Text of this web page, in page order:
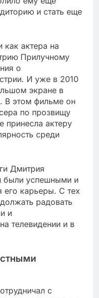
и стать еще
как актера на
Прилучному
о
И уже в 2010
экране в
этом фильме он
по прозвищу
принесла актеру
среди
Дмитрия
были успешными и
его карьеры. С тех
радовать
и
телевидении и в
с